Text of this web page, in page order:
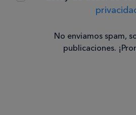
Consentimiento
No enviamos spam,
publicaciones.